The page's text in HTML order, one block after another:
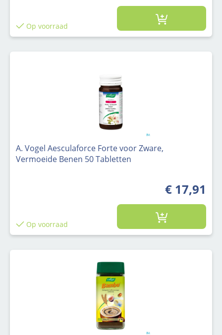
Op voorraad
A. Vogel Aesculaforce Forte voor Zware,
Vermoeide Benen 50 Tabletten
€ 17,91
Op voorraad